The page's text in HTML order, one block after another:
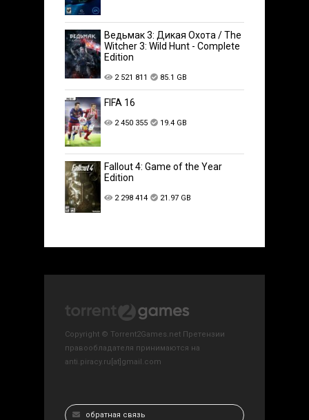
Ведьмак 3: Дикая Охота / The
Witcher 3: Wild Hunt - Complete
Edition
2 521 811 85.1 GB
FIFA 16
2 450 355 19.4 GB
Fallout 4: Game of the Year
Edition
2 298 414 21.97 GB
Copyright © Torrent2Games.net Претензии
правообладателя принимаются на
anti.piracy.ru[at]gmail.com
обратная связь